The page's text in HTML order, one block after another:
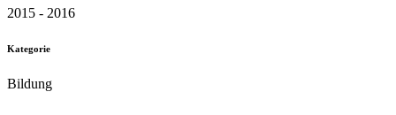
2015 - 2016
Kategorie
Bildung